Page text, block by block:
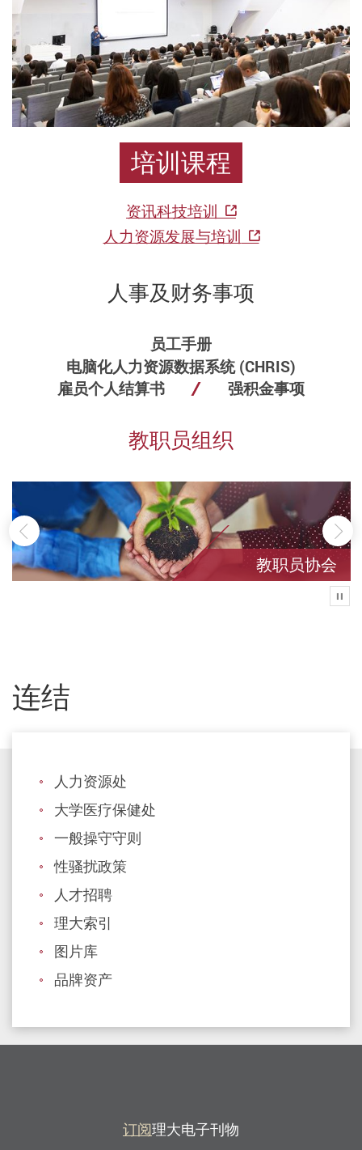
培训课程
资讯科技培训
人力资源发展与培训
人事及财务事项
员工手册
电脑化人力资源数据系统 (CHRIS)
雇员个人结算书
强积金事项
教职员组织
前一页
教职员协会
播
连结
人力资源处
大学医疗保健处
一般操守守则
性骚扰政策
人才招聘
理大索引
图片库
品牌资产
订阅理大电子刊物